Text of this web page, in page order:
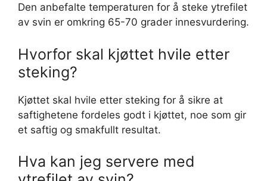
Den anbefalte temperaturen for å steke ytrefilet
av svin er omkring 65-70 grader innesvurdering.
Hvorfor skal kjøttet hvile etter
steking?
Kjøttet skal hvile etter steking for å sikre at
saftighetene fordeles godt i kjøttet, noe som gir
et saftig og smakfullt resultat.
Hva kan jeg servere med